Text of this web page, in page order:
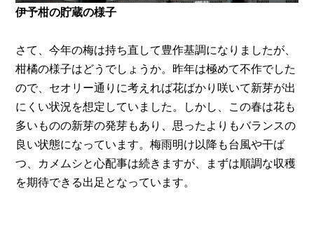
伊予柑の貯蔵の様子
さて、今年の梅は持ち直して豊作基調になりましたが、
柑橘の様子はどうでしょうか。昨年は極めて不作でした
ので、セオリー通りに考えれば花ばかり咲いて新芽が出
にくい状況を想定していました。しかし、この春は花も
多いものの新芽の発芽もあり、思ったよりもバランスの
良い状態になっています。梅雨明け以降も台風や干ば
つ、カメムシと心配事は続きますが、まずは順調な収穫
を期待できる出足となっています。